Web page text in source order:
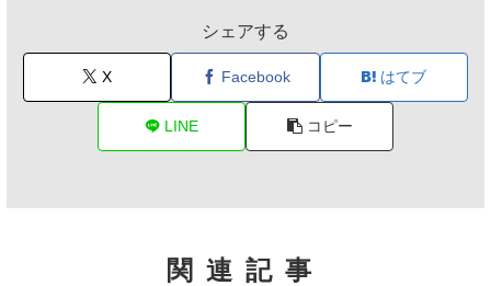
シェアする
X Facebook はてブ
LINE コピー
関連記事